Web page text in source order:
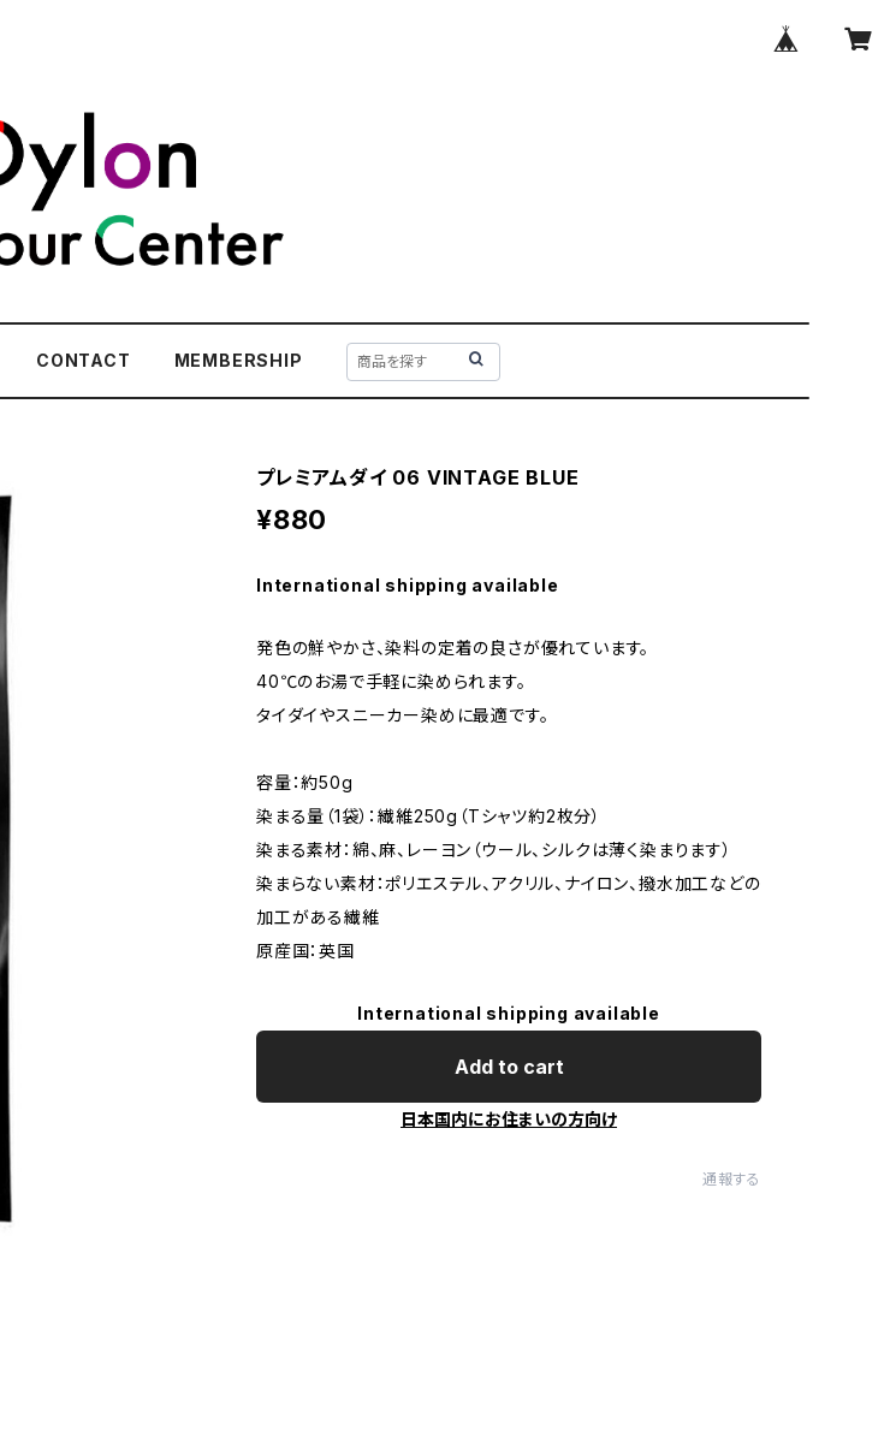
CONTACT MEMBERSHIP
プレミアムダイ 06 VINTAGE BLUE
¥880
International shipping available
発色の鮮やかさ、染料の定着の良さが優れています。
40℃のお湯で手軽に染められます。
タイダイやスニーカー染めに最適です。
容量：約50g
染まる量（1袋）：繊維250g（Tシャツ約2枚分）
染まる素材：綿、麻、レーヨン（ウール、シルクは薄く染まります）
染まらない素材：ポリエステル、アクリル、ナイロン、撥水加工などの
加工がある繊維
原産国：英国
International shipping available
Add to cart
日本国内にお住まいの方向け
通報する